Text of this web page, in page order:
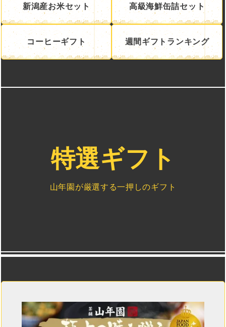
新潟産お米セット 高級海鮮缶詰セット
コーヒーギフト 週間ギフトランキング
特選ギフト
山年園が厳選する一押しのギフト